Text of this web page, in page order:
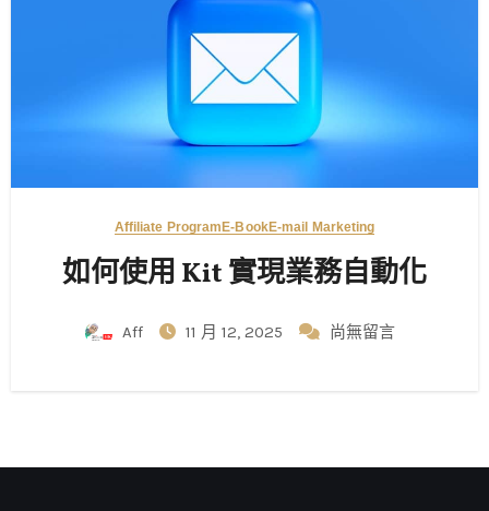
Affiliate Program E-BookE-mail Marketing
如何使用 Kit 實現業務自動化
Aff 11 月 12, 2025 尚無留言